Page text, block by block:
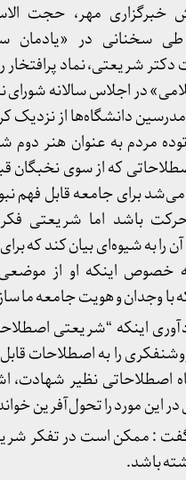
خبرگزاری مهر، حجت
سخنانی در «یادمان
شریعتی، نماد
در اجلاس سالانه شورای
دانشگاه‌ها از نزدیک
مردم به عنوان هنر دوم
که از سوی نخبگان
می‌شد برای جامعه قابل فهم
باشد اما شریعتی
را به شیوه‌ای بیان کند که
خصوص اینکه او از موضعی
با وجدان و هویت جامعه ما
اینکه “شریعتی
را به اصطلاحات
اصطلاحاتی نظیر شهادت،
این مورد را تحول‌آفرین
: ممکن است در تفکر
باشد.